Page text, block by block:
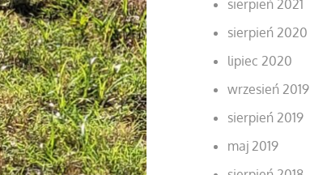
sierpień 2021
sierpień 2020
lipiec 2020
wrzesień 2019
sierpień 2019
maj 2019